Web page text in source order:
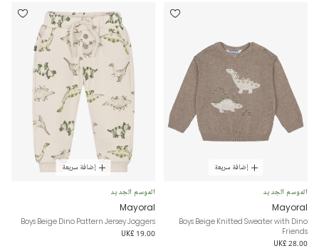
إضافة سريعة
الموسم الجديد
Mayoral
Boys Beige Knitted Sweater with Dino
Friends
UK£ 28.00
إضافة سريعة
الموسم الجديد
Mayoral
Boys Beige Dino Pattern Jersey Joggers
UK£ 19.00